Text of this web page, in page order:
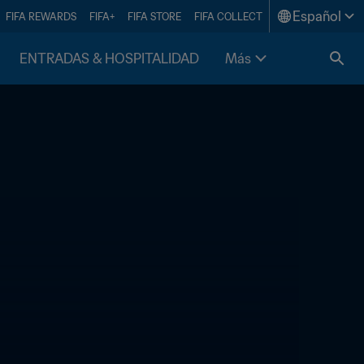
FIFA REWARDS FIFA+ FIFA STORE FIFA COLLECT Español
ENTRADAS & HOSPITALIDAD Más